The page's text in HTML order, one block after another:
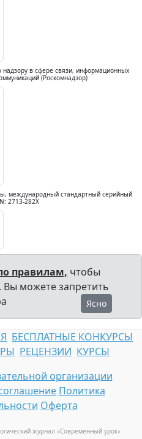
в сфере связи, информационных
(Роскомнадзор)
международный стандартный серийный
2713-282X
правилам, чтобы
Вы можете запретить
Ясно
БЕСПЛАТНЫЕ КОНКУРСЫ
РЕЦЕНЗИИ КУРСЫ
организации
Политика
Оферта
журнал «Современный урок»